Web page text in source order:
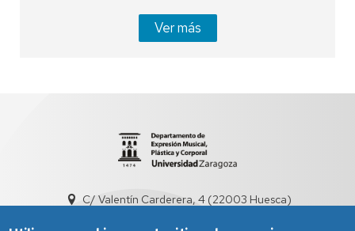
Ver más
C/ Valentín Carderera, 4 (22003 Huesca)